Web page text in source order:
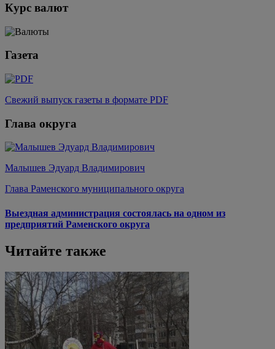
Курс валют
Газета
Свежий выпуск газеты в формате PDF
Глава округа
Малышев Эдуард Владимирович
Глава Раменского муниципального округа
Выездная администрация состоялась на одном из
предприятий Раменского округа
Читайте также